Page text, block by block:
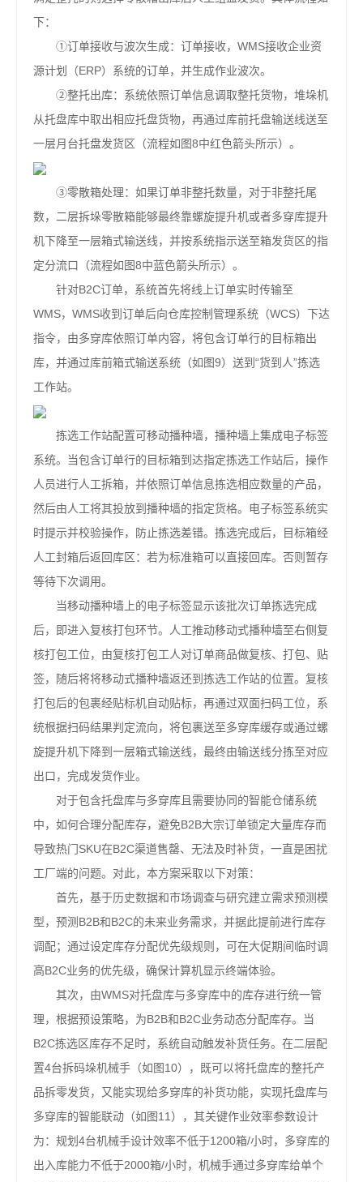
下：
①订单接收与波次生成：订单接收，WMS接收企业资
源计划（ERP）系统的订单，并生成作业波次。
②整托出库：系统依照订单信息调取整托货物，堆垛机
从托盘库中取出相应托盘货物，再通过库前托盘输送线送至
一层月台托盘发货区（流程如图8中红色箭头所示）。
③零散箱处理：如果订单非整托数量，对于非整托尾
数，二层拆垛零散箱能够最终靠螺旋提升机或者多穿库提升
机下降至一层箱式输送线，并按系统指示送至箱发货区的指
定分流口（流程如图8中蓝色箭头所示）。
针对B2C订单，系统首先将线上订单实时传输至
WMS，WMS收到订单后向仓库控制管理系统（WCS）下达
指令，由多穿库依照订单内容，将包含订单行的目标箱出
库，并通过库前箱式输送系统（如图9）送到“货到人”拣选
工作站。
拣选工作站配置可移动播种墙，播种墙上集成电子标签
系统。当包含订单行的目标箱到达指定拣选工作站后，操作
人员进行人工拆箱，并依照订单信息拣选相应数量的产品，
然后由人工将其投放到播种墙的指定货格。电子标签系统实
时提示并校验操作，防止拣选差错。拣选完成后，目标箱经
人工封箱后返回库区：若为标准箱可以直接回库。否则暂存
等待下次调用。
当移动播种墙上的电子标签显示该批次订单拣选完成
后，即进入复核打包环节。人工推动移动式播种墙至右侧复
核打包工位，由复核打包工人对订单商品做复核、打包、贴
签，随后将将移动式播种墙返还到拣选工作站的位置。复核
打包后的包裹经贴标机自动贴标，再通过双面扫码工位，系
统根据扫码结果判定流向，将包裹送至多穿库缓存或通过螺
旋提升机下降到一层箱式输送线，最终由输送线分拣至对应
出口，完成发货作业。
对于包含托盘库与多穿库且需要协同的智能仓储系统
中，如何合理分配库存，避免B2B大宗订单锁定大量库存而
导致热门SKU在B2C渠道售罄、无法及时补货，一直是困扰
工厂端的问题。对此，本方案采取以下对策：
首先，基于历史数据和市场调查与研究建立需求预测模
型，预测B2B和B2C的未来业务需求，并据此提前进行库存
调配；通过设定库存分配优先级规则，可在大促期间临时调
高B2C业务的优先级，确保计算机显示终端体验。
其次，由WMS对托盘库与多穿库中的库存进行统一管
理，根据预设策略，为B2B和B2C业务动态分配库存。当
B2C拣选区库存不足时，系统自动触发补货任务。在二层配
置4台拆码垛机械手（如图10），既可以将托盘库的整托产
品拆零发货，又能实现给多穿库的补货功能，实现托盘库与
多穿库的智能联动（如图11），其关键作业效率参数设计
为：规划4台机械手设计效率不低于1200箱/小时，多穿库的
出入库能力不低于2000箱/小时，机械手通过多穿库给单个